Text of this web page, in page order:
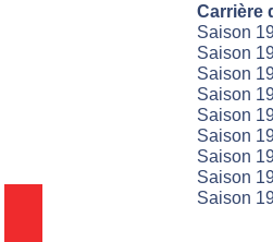
Carrière
Saison
Saison
Saison
Saison
Saison
Saison
Saison
Saison
Saison